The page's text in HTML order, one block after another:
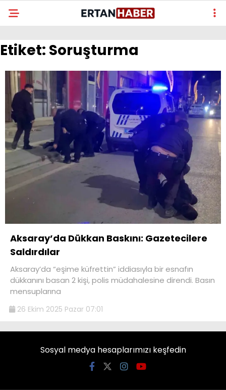
Etiket: Soruşturma
Aksaray’da Dükkan Baskını: Gazetecilere
Saldırdılar
Aksaray’da “eşime küfrettin” iddiasıyla bir esnafın
dükkanını basan 2 kişi, polis müdahalesine direndi. Basın
mensuplarına
26 Ekim 2025 Pazar 07:01
Sosyal medya hesaplarımızı keşfedin